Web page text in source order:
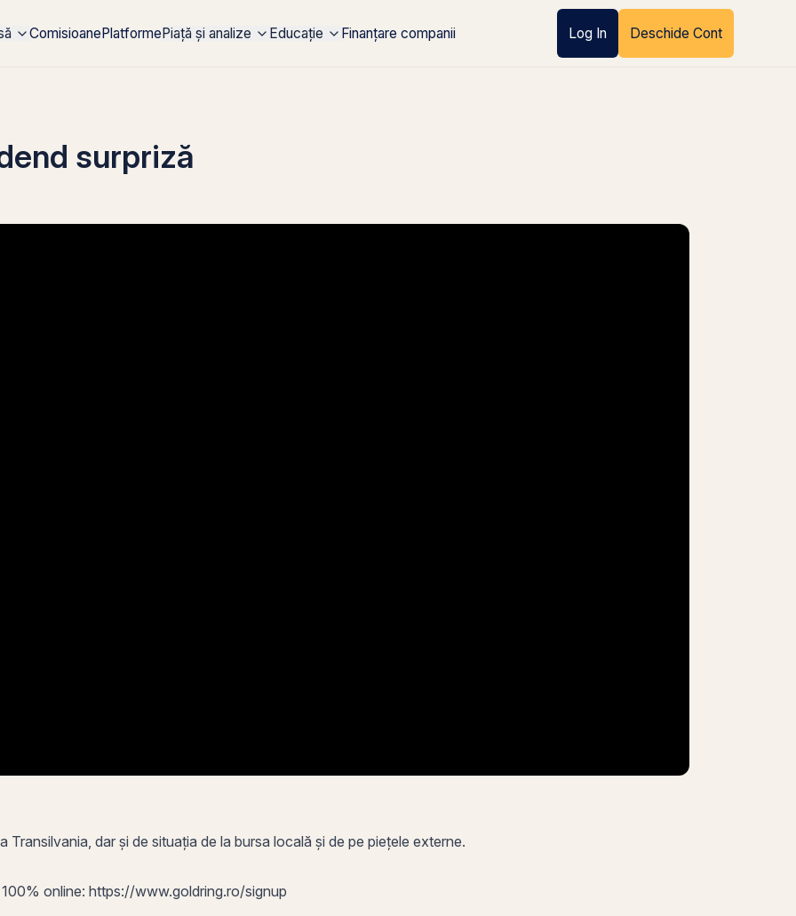
ComisioanePlatformePiață și analize Educație Finanțare companii Log In Deschide Cont
surpriză
dar și de situația de la bursa locală și de pe piețele externe.
online: https://www.goldring.ro/signup